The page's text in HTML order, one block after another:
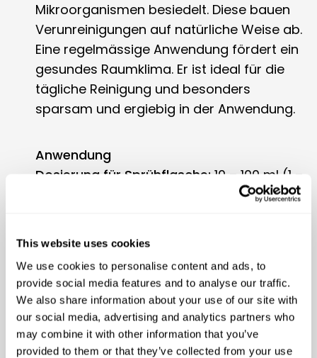
This website uses cookies
We use cookies to personalise content and ads, to
provide social media features and to analyse our traffic.
We also share information about your use of our site with
our social media, advertising and analytics partners who
may combine it with other information that you’ve
provided to them or that they’ve collected from your use
Mikroorganismen besiedelt. Diese bauen
Verunreinigungen auf natürliche Weise ab.
Eine regelmässige Anwendung fördert ein
gesundes Raumklima. Er ist ideal für die
tägliche Reinigung und besonders
sparsam und ergiebig in der Anwendung.
Anwendung
Dosierung für Sprühflasche: 10 – 100 ml (1 –
10 Verschlusskappen) auf 1 L Wasser
Stellen aufsprühen, kurz einwirken lassen
Dosierung für Putzeimer:10 ml (1
Verschlusskappe) auf 10 L Wasser